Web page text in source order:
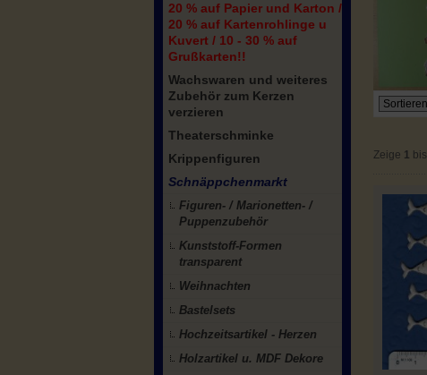
20 % auf Papier und Karton /
20 % auf Kartenrohlinge u
Kuvert / 10 - 30 % auf
Grußkarten!!
Wachswaren und weiteres
Zubehör zum Kerzen
verzieren
Theaterschminke
Krippenfiguren
Schnäppchenmarkt
Figuren- / Marionetten- /
Puppenzubehör
Kunststoff-Formen
transparent
Weihnachten
Bastelsets
Hochzeitsartikel - Herzen
Holzartikel u. MDF Dekore
Zeige 1 bis